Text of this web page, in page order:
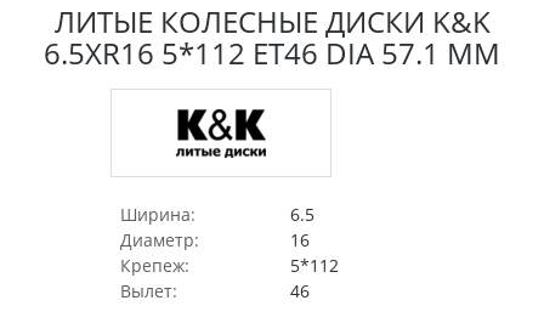
ЛИТЫЕ КОЛЕСНЫЕ ДИСКИ K&K
6.5XR16 5*112 ET46 DIA 57.1 ММ
Ширина:
6.5
Диаметр:
16
Крепеж:
5*112
Вылет:
46